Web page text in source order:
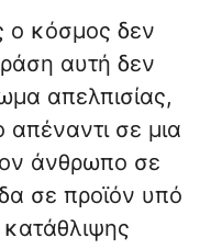
ο κόσμος δεν
αυτή δεν
απελπισίας,
απέναντι σε μια
άνθρωπο σε
σε προϊόν υπό